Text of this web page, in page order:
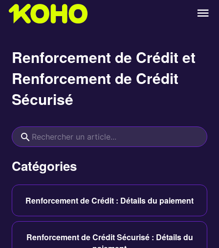
Renforcement de Crédit et
Renforcement de Crédit
Sécurisé
Catégories
Renforcement de Crédit : Détails du paiement
Renforcement de Crédit Sécurisé : Détails du